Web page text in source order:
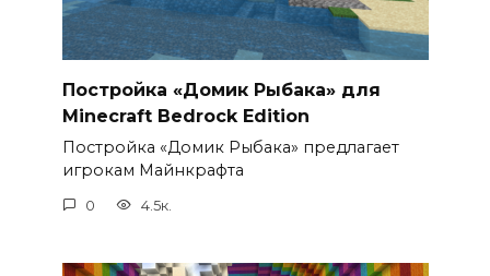
Постройка «Домик Рыбака» для
Minecraft Bedrock Edition
Постройка «Домик Рыбака» предлагает
игрокам Майнкрафта
0 4.5к.